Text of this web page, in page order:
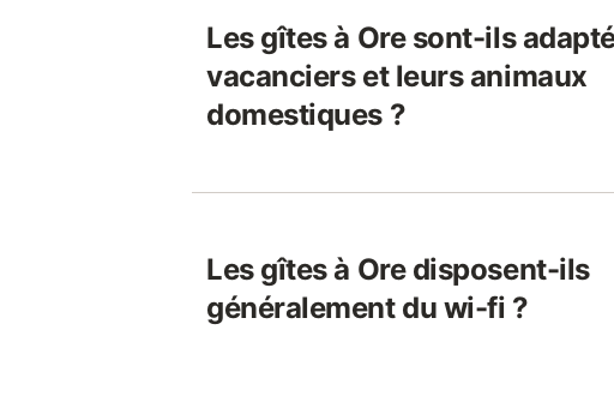
Les gîtes à Ore sont-ils
vacanciers et leurs animaux
domestiques ?
Les gîtes à Ore disposent-ils
généralement du wi-fi ?